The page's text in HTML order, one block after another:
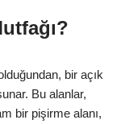
?
bir açık
Bu alanlar,
bir pişirme alanı,